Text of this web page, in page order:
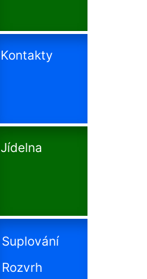
Kontakty
Jídelna
Suplování
Rozvrh